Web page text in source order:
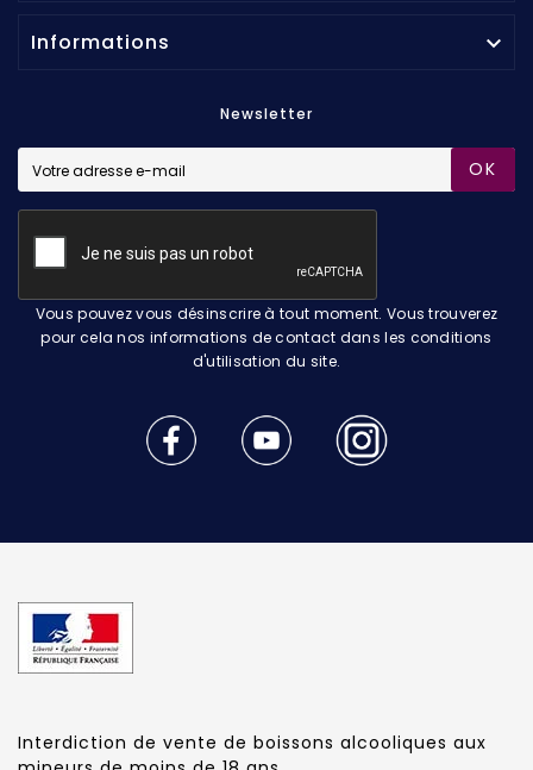
Informations 
Newsletter
OK
Vous pouvez vous désinscrire à tout moment. Vous trouverez
pour cela nos informations de contact dans les conditions
d'utilisation du site.
Interdiction de vente de boissons alcooliques aux